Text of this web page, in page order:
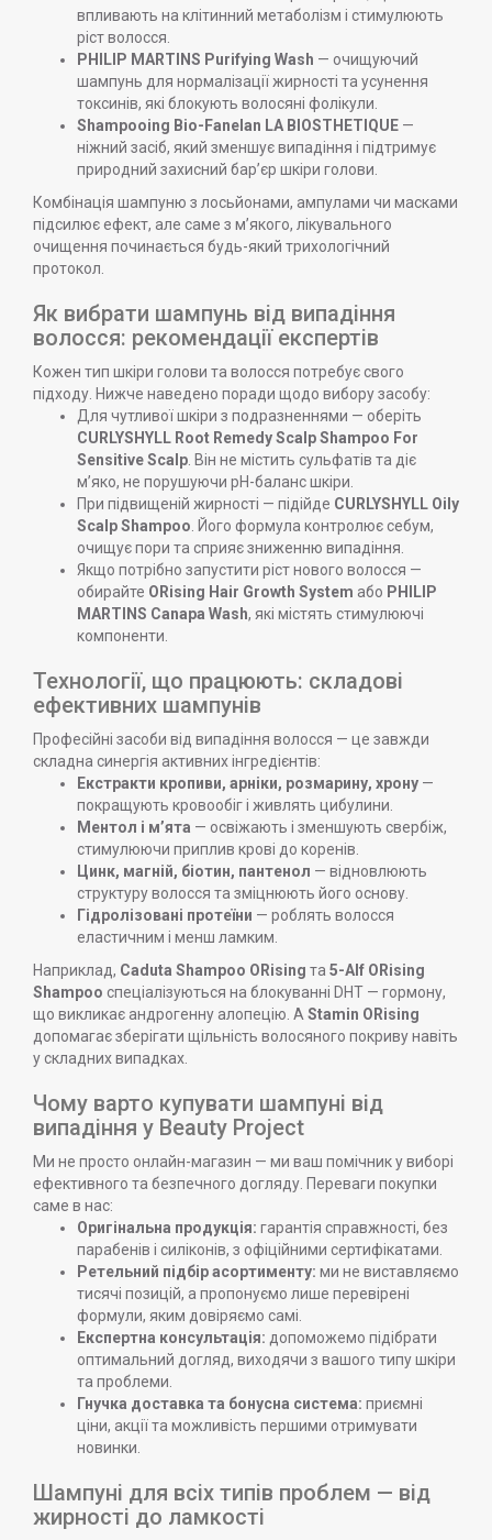
впливають на клітинний метаболізм і стимулюють
ріст волосся.
PHILIP MARTINS Purifying Wash — очищуючий
шампунь для нормалізації жирності та усунення
токсинів, які блокують волосяні фолікули.
Shampooing Bio-Fanelan LA BIOSTHETIQUE —
ніжний засіб, який зменшує випадіння і підтримує
природний захисний бар’єр шкіри голови.
Комбінація шампуню з лосьйонами, ампулами чи масками
підсилює ефект, але саме з м’якого, лікувального
очищення починається будь-який трихологічний
протокол.
Як вибрати шампунь від випадіння
волосся: рекомендації експертів
Кожен тип шкіри голови та волосся потребує свого
підходу. Нижче наведено поради щодо вибору засобу:
Для чутливої шкіри з подразненнями — оберіть
CURLYSHYLL Root Remedy Scalp Shampoo For
Sensitive Scalp . Він не містить сульфатів та діє
м’яко, не порушуючи pH-баланс шкіри.
При підвищеній жирності — підійде CURLYSHYLL Oily
Scalp Shampoo . Його формула контролює себум,
очищує пори та сприяє зниженню випадіння.
Якщо потрібно запустити ріст нового волосся —
обирайте ORising Hair Growth System або PHILIP
MARTINS Canapa Wash, які містять стимулюючі
компоненти.
Технології, що працюють: складові
ефективних шампунів
Професійні засоби від випадіння волосся — це завжди
складна синергія активних інгредієнтів:
Екстракти кропиви, арніки, розмарину, хрону —
покращують кровообіг і живлять цибулини.
Ментол і м’ята — освіжають і зменшують свербіж,
стимулюючи приплив крові до коренів.
Цинк, магній, біотин, пантенол — відновлюють
структуру волосся та зміцнюють його основу.
Гідролізовані протеїни — роблять волосся
еластичним і менш ламким.
Наприклад, Caduta Shampoo ORising та 5-Alf ORising
Shampoo спеціалізуються на блокуванні DHT — гормону,
що викликає андрогенну алопецію. А Stamin ORising
допомагає зберігати щільність волосяного покриву навіть
у складних випадках.
Чому варто купувати шампуні від
випадіння у Beauty Project
Ми не просто онлайн-магазин — ми ваш помічник у виборі
ефективного та безпечного догляду. Переваги покупки
саме в нас:
Оригінальна продукція: гарантія справжності, без
парабенів і силіконів, з офіційними сертифікатами.
Ретельний підбір асортименту: ми не виставляємо
тисячі позицій, а пропонуємо лише перевірені
формули, яким довіряємо самі.
Експертна консультація: допоможемо підібрати
оптимальний догляд, виходячи з вашого типу шкіри
та проблеми.
Гнучка доставка та бонусна система: приємні
ціни, акції та можливість першими отримувати
новинки.
Шампуні для всіх типів проблем — від
жирності до ламкості